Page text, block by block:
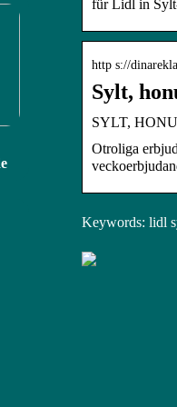
für Lidl in
http s://
Sylt,
SYLT,
Otroliga
Keywords: lidl